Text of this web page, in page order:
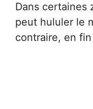
Dans certaines
peut hululer le
contraire, en fin